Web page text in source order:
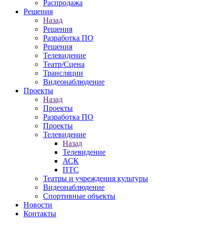
Распродажа
Решения
Назад
Решения
Разработка ПО
Решения
Телевидение
Театр/Сцена
Трансляции
Видеонаблюдение
Проекты
Назад
Проекты
Разработка ПО
Проекты
Телевидение
Назад
Телевидение
АСК
ПТС
Театры и учреждения культуры
Видеонаблюдение
Спортивные объекты
Новости
Контакты